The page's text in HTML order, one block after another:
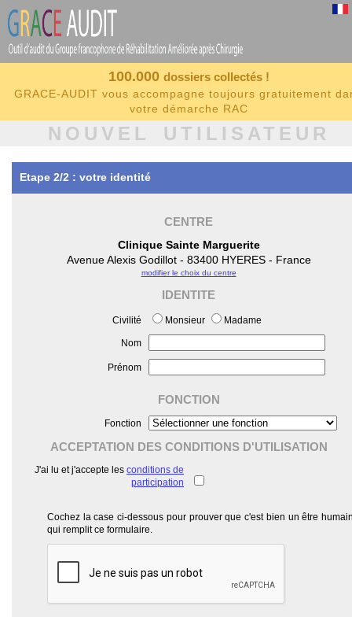
100.000 dossiers collectés !
GRACE-AUDIT vous accompagne toujours gratuitement
votre démarche RAC
NOUVEL UTILISATEUR
Etape 2/2 : votre identité
CENTRE
Clinique Sainte Marguerite
Avenue Alexis Godillot - 83400 HYERES - France
modifier le choix du centre
IDENTITE
Civilité Monsieur Madame
Nom
Prénom
FONCTION
Fonction
ACCEPTATION DES CONDITIONS D'UTILISATION
J'ai lu et j'accepte les conditions de
participation
Cochez la case ci-dessous pour prouver que c'est bien un être
qui remplit ce formulaire.